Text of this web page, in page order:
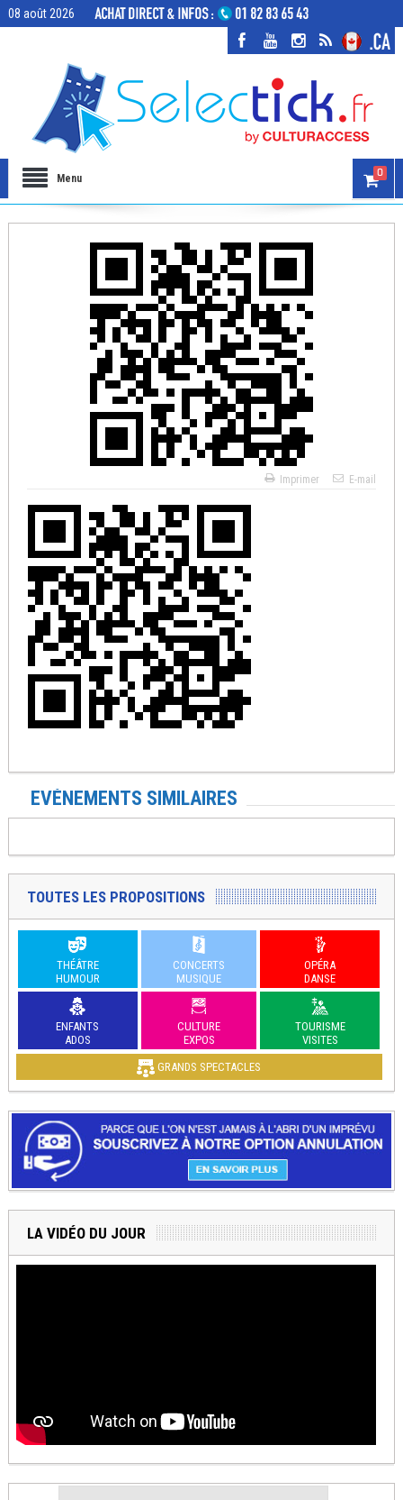
08 août 2026
Menu 0
Imprimer E-mail
EVÉNEMENTS SIMILAIRES
TOUTES LES PROPOSITIONS
THÉÂTRE
HUMOUR
CONCERTS
MUSIQUE
OPÉRA
DANSE
ENFANTS
ADOS
CULTURE
EXPOS
TOURISME
VISITES
GRANDS SPECTACLES
LA VIDÉO DU JOUR